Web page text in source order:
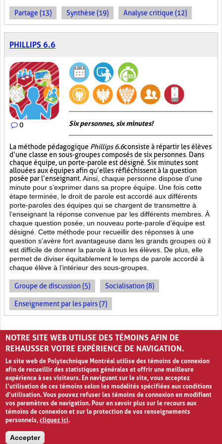
Partage (13) Synthèse (19) Analyse critique (12)
PHILLIPS 6.6
0 Six personnes, six minutes!
La méthode pédagogique Phillips 6.6consiste à répartir les élèves
d’une classe en sous-groupes composés de six personnes. Dans
chaque équipe, un porte-parole est désigné. Six minutes sont
allouées aux équipes afin qu’elles réfléchissent à la question
posée par l’enseignant. Ainsi, chaque personne dispose d’une
minute pour s’exprimer dans sa propre équipe. Une fois cette
étape terminée, le droit de parole est accordé aux différents
porte-paroles des équipes qui se chargent de transmettre à
l’enseignant la réponse convenue par les différents membres. À
chaque question posée, un nouveau porte-parole d’équipe est
désigné. Cette méthode pour recueillir des réponses à une
question s’avère fort avantageuse dans les grands groupes où il
est difficile de donner la parole à tous les élèves. De plus, elle
permet de diviser équitablement le temps de parole accordé à
chaque élève à l’intérieur des sous-groupes.
Groupe de discussion (5) Socialisation (8)
Enseignement par les pairs (7)
PAGES
« ‹ 1 2 3 4 › »
NOTRE SITE WEB UTILISE DES TÉMOINS AFIN DE
REHAUSSER VOTRE EXPÉRIENCE DE NAVIGATION.
Le site web de Polytechnique Montréal utilise des témoins de connexion
afin de recueillir des statistiques générales et offrir une meilleure
expérience à ses visiteurs. En naviguant sur le site, vous acceptez
l’utilisation de ces témoins selon les modalités spécifiées aux conditions
d’utilisation. Vous pouvez refuser les témoins de connexion en modifiant
vos paramètres de navigation. Pour en savoir plus sur le recours aux
témoins de connexion et sur la protection de vos renseignements
personnels,cliquez ici.
Accepter